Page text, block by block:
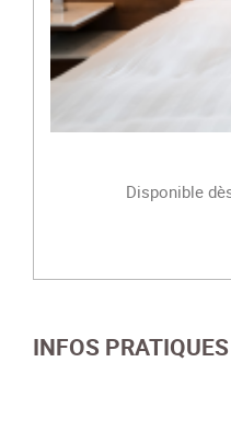
Disponible
INFOS PRATIQUES